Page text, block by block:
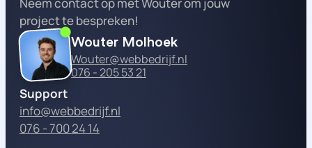
project te bespreken!
Wouter Molhoek
Wouter@webbedrijf.nl
076 - 205 53 21
Support
info@webbedrijf.nl
076 - 700 24 14